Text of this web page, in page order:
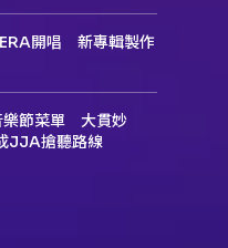
開唱 新專輯製作
樂節菜單 大貫妙
JJA搶聽路線